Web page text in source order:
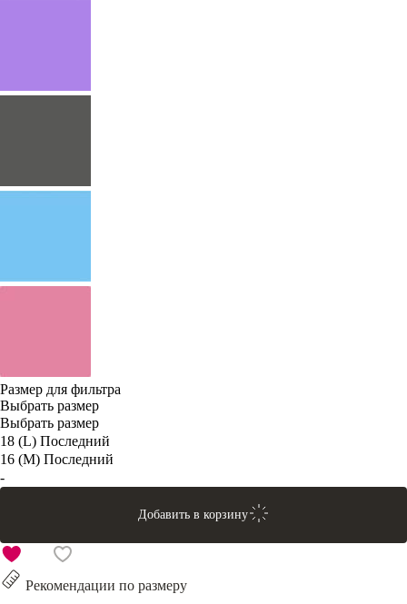
Размер для фильтра
Выбрать размер
Выбрать размер
18 (L) Последний
16 (M) Последний
-
Добавить в корзину
Рекомендации по размеру